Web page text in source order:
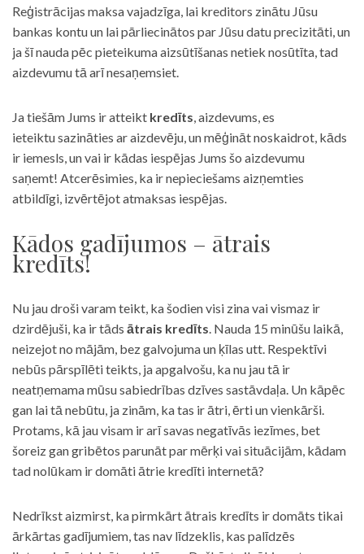
Reģistrācijas maksa vajadzīga, lai kreditors zinātu Jūsu
bankas kontu un lai pārliecinātos par Jūsu datu precizitāti, un
ja šī nauda pēc pieteikuma aizsūtīšanas netiek nosūtīta, tad
aizdevumu tā arī nesaņemsiet.
Ja tiešām Jums ir atteikt kredīts, aizdevums, es
ieteiktu sazināties ar aizdevēju, un mēģināt noskaidrot, kāds
ir iemesls, un vai ir kādas iespējas Jums šo aizdevumu
saņemt! Atcerēsimies, ka ir nepieciešams aizņemties
atbildīgi, izvērtējot atmaksas iespējas.
Kādos gadījumos – ātrais
kredīts!
Nu jau droši varam teikt, ka šodien visi zina vai vismaz ir
dzirdējuši, ka ir tāds ātrais kredīts. Nauda 15 minūšu laikā,
neizejot no mājām, bez galvojuma un ķīlas utt. Respektīvi
nebūs pārspīlēti teikts, ja apgalvošu, ka nu jau tā ir
neatņemama mūsu sabiedrības dzīves sastāvdaļa. Un kāpēc
gan lai tā nebūtu, ja zinām, ka tas ir ātri, ērti un vienkārši.
Protams, kā jau visam ir arī savas negatīvās iezīmes, bet
šoreiz gan gribētos parunāt par mērķi vai situācijām, kādam
tad nolūkam ir domāti ātrie kredīti internetā?
Nedrīkst aizmirst, ka pirmkārt ātrais kredīts ir domāts tikai
ārkārtas gadījumiem, tas nav līdzeklis, kas palīdzēs